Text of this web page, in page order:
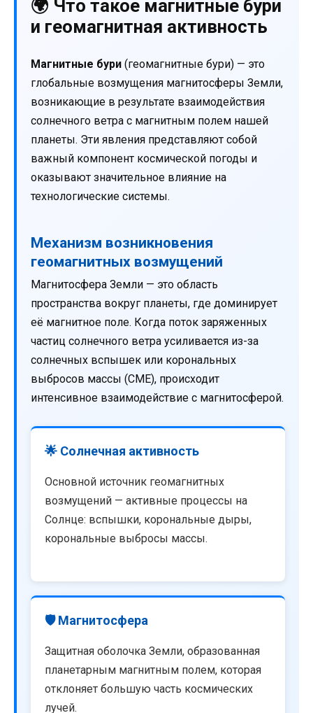
🌍 Что такое магнитные бури
и геомагнитная активность
Магнитные бури (геомагнитные бури) — это
глобальные возмущения магнитосферы Земли,
возникающие в результате взаимодействия
солнечного ветра с магнитным полем нашей
планеты. Эти явления представляют собой
важный компонент космической погоды и
оказывают значительное влияние на
технологические системы.
Механизм возникновения
геомагнитных возмущений
Магнитосфера Земли — это область
пространства вокруг планеты, где доминирует
её магнитное поле. Когда поток заряженных
частиц солнечного ветра усиливается из-за
солнечных вспышек или корональных
выбросов массы (CME), происходит
интенсивное взаимодействие с магнитосферой.
🌟 Солнечная активность
Основной источник геомагнитных
возмущений — активные процессы на
Солнце: вспышки, корональные дыры,
корональные выбросы массы.
🛡️ Магнитосфера
Защитная оболочка Земли, образованная
планетарным магнитным полем, которая
отклоняет большую часть космических
лучей.